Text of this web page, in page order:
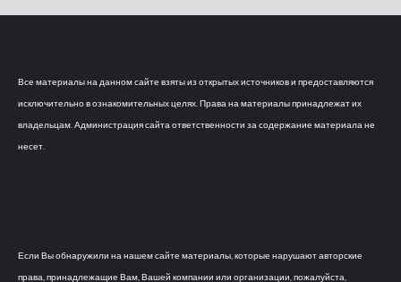
Все материалы на данном сайте взяты из открытых источников и предоставляются
исключительно в ознакомительных целях. Права на материалы принадлежат их
владельцам. Администрация сайта ответственности за содержание материала не
несет.
Если Вы обнаружили на нашем сайте материалы, которые нарушают авторские
права, принадлежащие Вам, Вашей компании или организации, пожалуйста,